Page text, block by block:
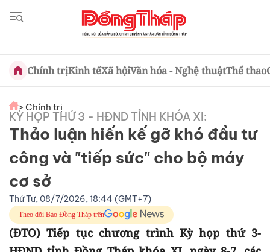
Chính trịKinh tếXã hộiVăn hóa - Nghệ thuậtThể thao
> Chính trị
KỲ HỌP THỨ 3 - HĐND TỈNH KHÓA XI:
Thảo luận hiến kế gỡ khó đầu tư
công và "tiếp sức" cho bộ máy
cơ sở
Thứ Tư, 08/7/2026, 18:44 (GMT+7)
Theo dõi Báo Đồng Tháp trên
(ĐTO) Tiếp tục chương trình Kỳ họp thứ 3-